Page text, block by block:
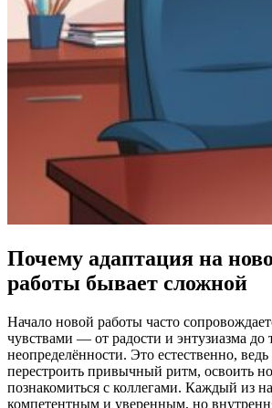
Почему адаптация на
работы бывает сложной
Начало новой работы часто
чувствами — от радости и энтузиазма до
неопределённости. Это естественно,
перестроить привычный ритм, освоить
познакомиться с коллегами. Каждый из
компетентным и уверенным, но